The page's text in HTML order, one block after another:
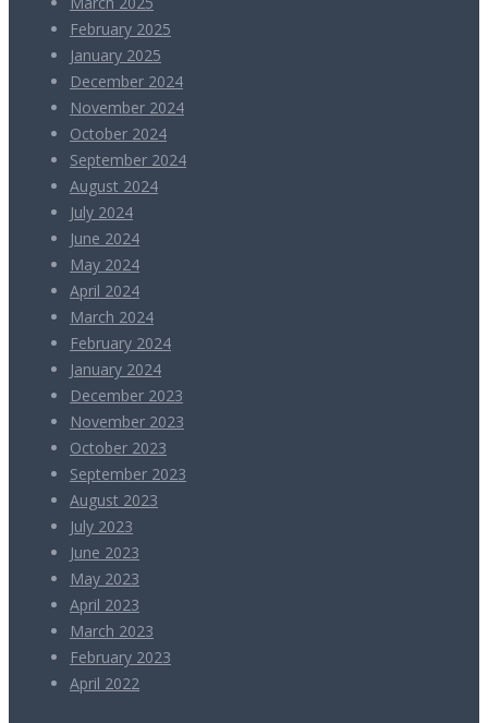
February 2025
January 2025
December 2024
November 2024
October 2024
September 2024
August 2024
July 2024
June 2024
May 2024
April 2024
March 2024
February 2024
January 2024
December 2023
November 2023
October 2023
September 2023
August 2023
July 2023
June 2023
May 2023
April 2023
March 2023
February 2023
April 2022